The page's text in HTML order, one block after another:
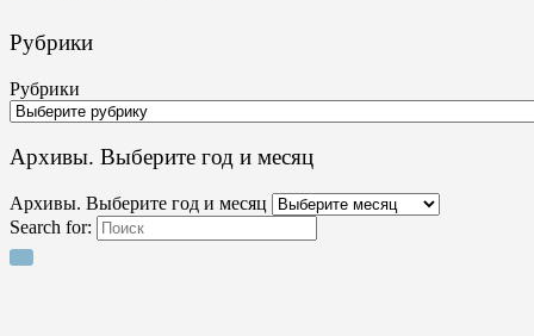
Рубрики
Рубрики
Архивы. Выберите год и месяц
Архивы. Выберите год и месяц
Search for: